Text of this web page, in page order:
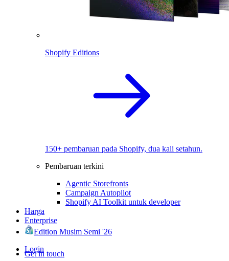
Shopify Editions
150+ pembaruan pada Shopify, dua kali setahun.
Pembaruan terkini
Agentic Storefronts
Campaign Autopilot
Shopify AI Toolkit untuk developer
Harga
Enterprise
Edition Musim Semi '26
Login
Get in touch